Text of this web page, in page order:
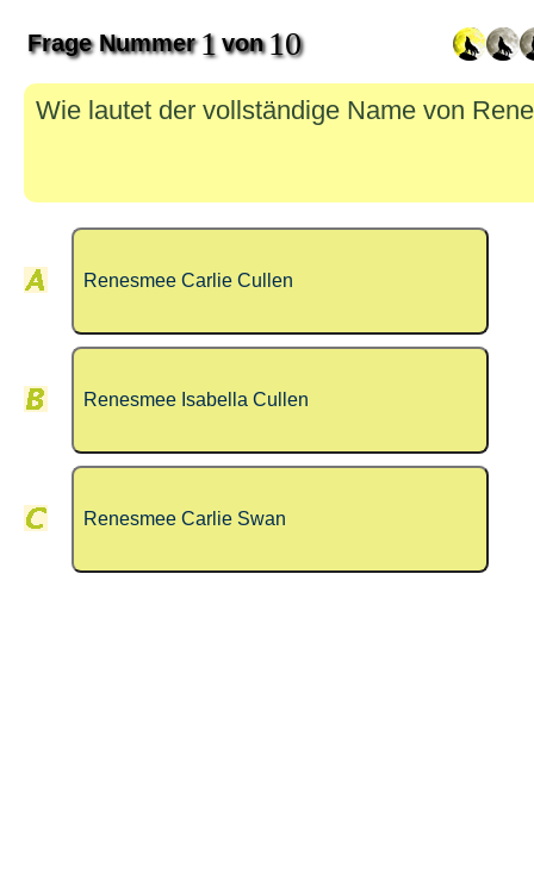
Frage Nummer 1 von 10
Wie lautet der vollständige Name von
Renesmee Carlie Cullen
Renesmee Isabella Cullen
Renesmee Carlie Swan